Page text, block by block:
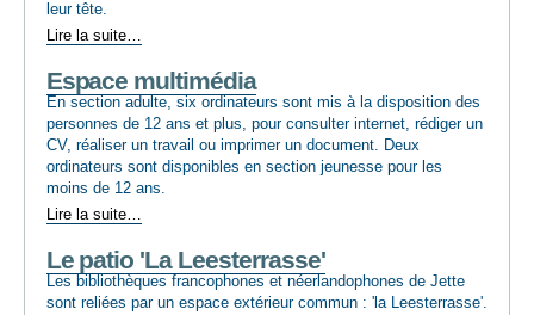
INFOS PRATIQUES
leur tête.
Section
-
Lire la suite…
Espace multimédia
En section adulte, six ordinateurs sont mis à la disposition des
personnes de 12 ans et plus, pour consulter internet, rédiger un
CV, réaliser un travail ou imprimer un document. Deux
ordinateurs sont disponibles en section jeunesse pour les
moins de 12 ans.
Espace
-
Lire la suite…
Le patio 'La Leesterrasse'
Les bibliothèques francophones et néerlandophones de Jette
sont reliées par un espace extérieur commun : 'la Leesterrasse'.